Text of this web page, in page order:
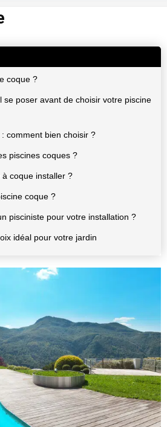
coque ?
se poser avant de choisir votre piscine
comment bien choisir ?
piscines coques ?
coque installer ?
coque ?
pisciniste pour votre installation ?
idéal pour votre jardin